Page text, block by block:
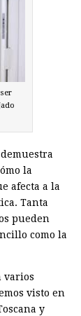
demuestra
la
afecta a la
Tanta
pueden
como la
varios
visto en
y